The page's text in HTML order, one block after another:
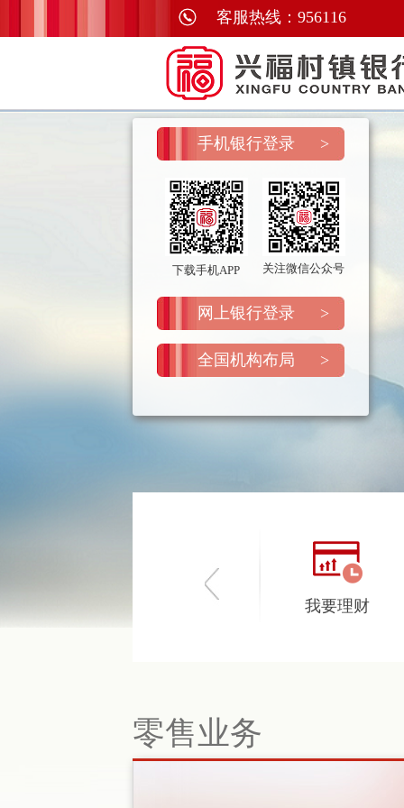
客服热线：956116
手机银行登录 >
下载手机APP 关注微信公众号
网上银行登录 >
全国机构布局 >
我要存款 我要理财
零售业务